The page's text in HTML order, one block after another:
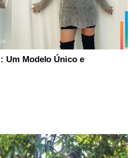
Um Modelo Único e